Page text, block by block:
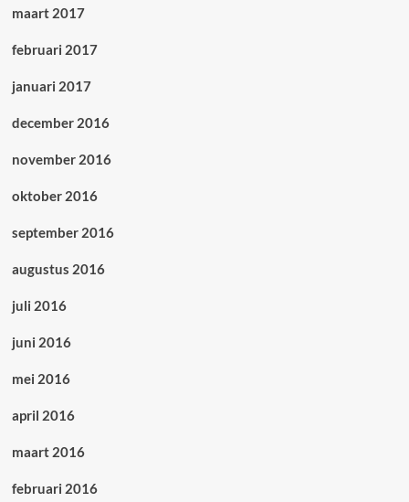
maart 2017
februari 2017
januari 2017
december 2016
november 2016
oktober 2016
september 2016
augustus 2016
juli 2016
juni 2016
mei 2016
april 2016
maart 2016
februari 2016